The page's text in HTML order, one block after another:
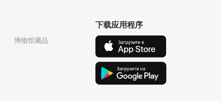
博物馆藏品
下载应用程序